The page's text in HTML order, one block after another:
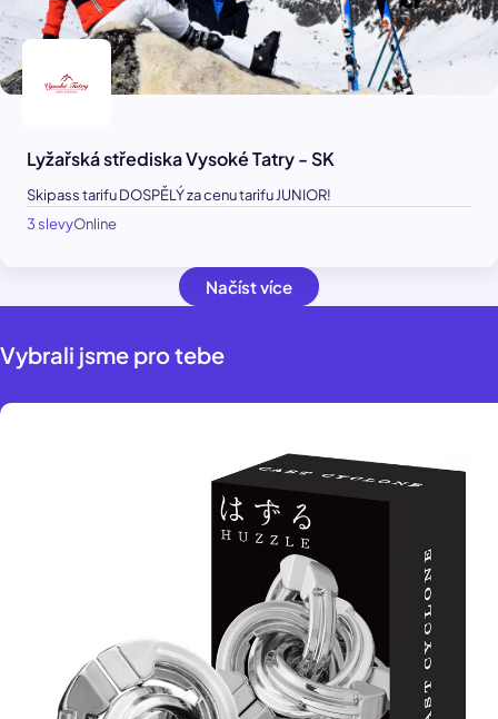
Lyžařská střediska Vysoké Tatry - SK
Skipass tarifu DOSPĚLÝ za cenu tarifu JUNIOR!
3 slevyOnline
Načíst více
Vybrali jsme pro tebe